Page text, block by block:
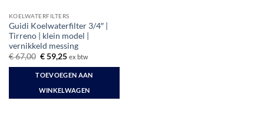
KOELWATERFILTERS
Guidi Koelwaterfilter 3/4″ |
Tirreno | klein model |
vernikkeld messing
€67,00 Oorspronkelijke
was:
€ 67,00.
€59,25Huidige
is:
€ 59,25.
ex btw
TOEVOEGEN AAN
WINKELWAGEN